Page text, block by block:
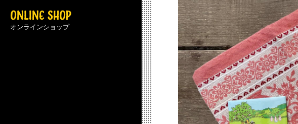
ONLINE SHOP
オンラインショップ